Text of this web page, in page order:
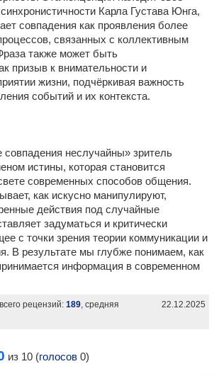
Карла Густава Юнга,
совпадения как проявления более
связанных с коллективным
также может быть
призыв к внимательности и
жизни, подчёркивая важность
событий и их контекста.
неслучайны» зритель
истины, которая становится
современных способов общения.
как искусно манипулируют,
действия под случайные
задуматься и критически
с точки зрения теории коммуникации и
В результате мы глубже понимаем, как
информация в современном
рецензий: 189, средняя
22.12.2025
из 10 (голосов 0)